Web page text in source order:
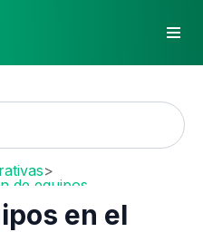
>
de equipos
en el